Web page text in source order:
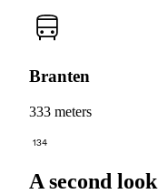
Branten
333 meters
134
A second look